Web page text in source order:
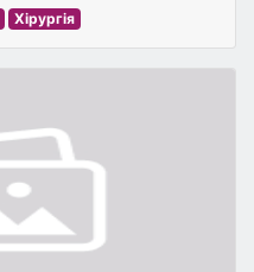
Хірургія